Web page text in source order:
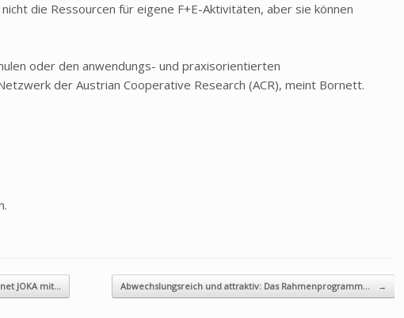
die Ressourcen für eigene F+E-Aktivitäten, aber sie können
oder den anwendungs- und praxisorientierten
der Austrian Cooperative Research (ACR), meint Bornett.
JOKA mit… Abwechslungsreich und attraktiv: Das Rahmenprogramm… →